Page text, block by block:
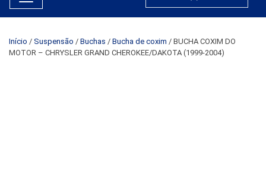
Início / Suspensão / Buchas / Bucha de coxim / BUCHA COXIM DO
MOTOR – CHRYSLER GRAND CHEROKEE/DAKOTA (1999-2004)